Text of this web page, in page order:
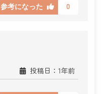
参考になった 0
投稿日：1年前